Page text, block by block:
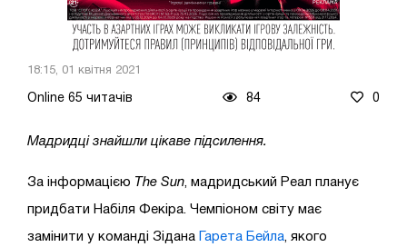
18:15, 01 квітня 2021
Online 65 читачів 84 0
Мадридці знайшли цікаве підсилення.
За інформацією The Sun , мадридський Реал планує
придбати Набіля Фекіра. Чемпіоном світу має
замінити у команді Зідана Гарета Бейла , якого